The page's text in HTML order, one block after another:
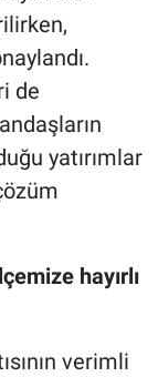
de
yatırımlar
hayırlı
verimli